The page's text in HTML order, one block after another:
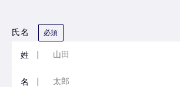
氏名 必須
姓
名